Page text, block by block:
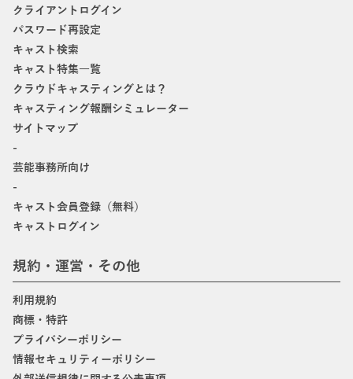
クライアントログイン
パスワード再設定
キャスト検索
キャスト特集一覧
クラウドキャスティングとは？
キャスティング報酬シミュレーター
サイトマップ
-
芸能事務所向け
-
キャスト会員登録（無料）
キャストログイン
規約・運営・その他
利用規約
商標・特許
プライバシーポリシー
情報セキュリティーポリシー